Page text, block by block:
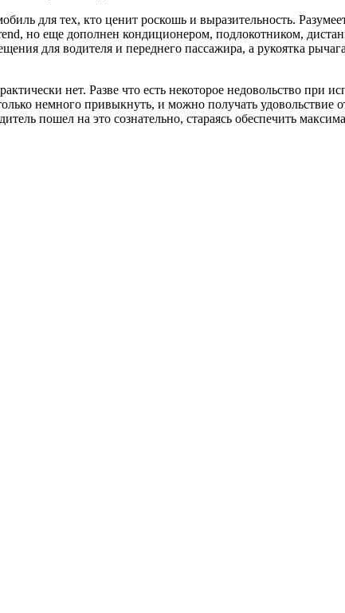
для тех, кто ценит роскошь и выразительность.
но еще дополнен кондиционером, подлокотником,
для водителя и переднего пассажира, а рукоятка
нет. Разве что есть некоторое недовольство при
немного привыкнуть, и можно получать удовольствие
пошел на это сознательно, стараясь обеспечить